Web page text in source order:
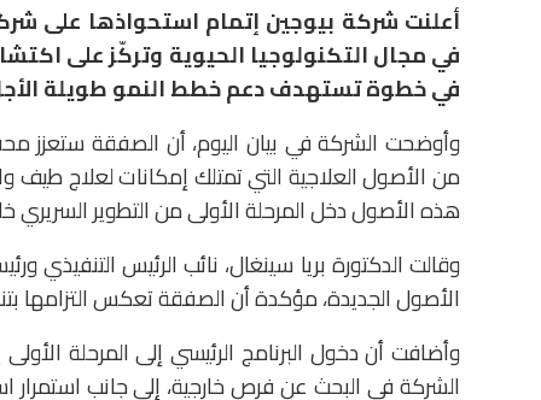
أعلنت شركة بيوجين إتمام استحواذها على
في مجال التكنولوجيا الحيوية وتركّز على
في خطوة تستهدف دعم خطط النمو طويلة
وأوضحت الشركة في بيان اليوم، أن الصفقة ستعزز
من الأصول العلاجية التي تمتلك إمكانات لعلاج طيف
هذه الأصول دخل المرحلة الأولى من التطوير السريري خلال
وقالت الدكتورة بريا سينغال، نائب الرئيس التنفيذي
الأصول الجديدة، مؤكدة أن الصفقة تعكس التزامها
وأضافت أن دخول البرنامج الرئيسي إلى المرحلة
الشركة في البحث عن فرص خارجية، إلى جانب استمرار